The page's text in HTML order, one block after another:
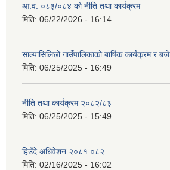
आ.व. ०८३/०८४ को नीति तथा कार्यक्रम
मिति: 06/22/2026 - 16:14
साल्पासिलिछो गाउँपालिकाको बार्षिक कार्यक्रम
मिति: 06/25/2025 - 16:49
नीति तथा कार्यक्रम २०८२/८३
मिति: 06/25/2025 - 15:49
हिउँदे अधिवेशन २०८१ ०८२
मिति: 02/16/2025 - 16:02